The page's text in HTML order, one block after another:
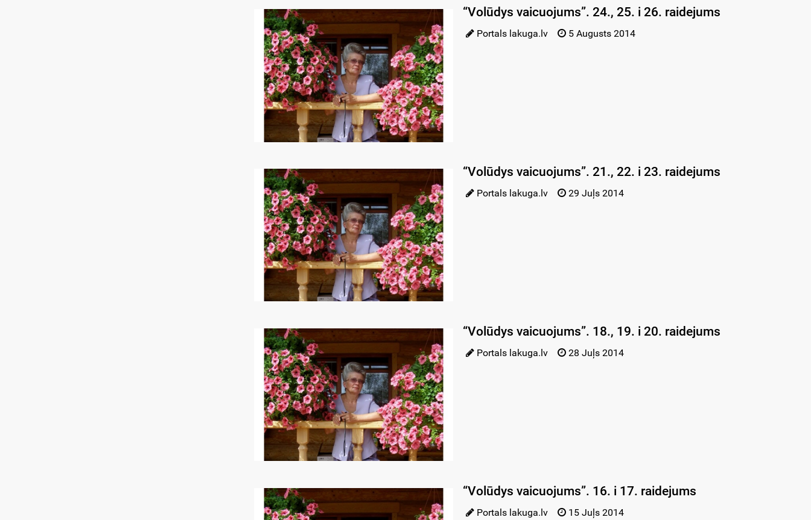
“Volūdys vaicuojums”. 24., 25. i 26. raidejums
Portals lakuga.lv 5 Augusts 2014
“Volūdys vaicuojums”. 21., 22. i 23. raidejums
Portals lakuga.lv 29 Juļs 2014
“Volūdys vaicuojums”. 18., 19. i 20. raidejums
Portals lakuga.lv 28 Juļs 2014
“Volūdys vaicuojums”. 16. i 17. raidejums
Portals lakuga.lv 15 Juļs 2014